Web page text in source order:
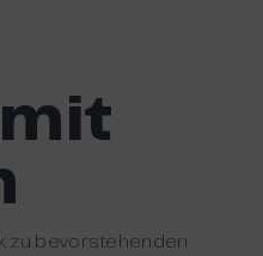
zu bevorstehenden